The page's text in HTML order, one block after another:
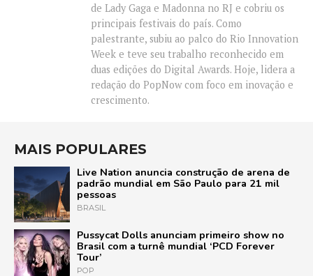
de Lady Gaga e Madonna no RJ e cobriu os
principais festivais do país. Como
palestrante, subiu ao palco do Rio Innovation
Week e teve seu trabalho reconhecido em
duas edições do Digital Awards. Hoje, lidera a
redação do PopNow com foco em inovação e
crescimento.
MAIS POPULARES
Live Nation anuncia construção de arena de
padrão mundial em São Paulo para 21 mil
pessoas
BRASIL
Pussycat Dolls anunciam primeiro show no
Brasil com a turnê mundial ‘PCD Forever
Tour’
POP